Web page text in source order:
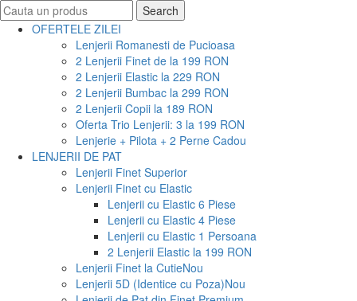
Search
for:
Search
OFERTELE ZILEI
Lenjerii Romanesti de Pucioasa
2 Lenjerii Finet de la 199 RON
2 Lenjerii Elastic la 229 RON
2 Lenjerii Bumbac la 299 RON
2 Lenjerii Copii la 189 RON
Oferta Trio Lenjerii: 3 la 199 RON
Lenjerie + Pilota + 2 Perne Cadou
LENJERII DE PAT
Lenjerii Finet Superior
Lenjerii Finet cu Elastic
Lenjerii cu Elastic 6 Piese
Lenjerii cu Elastic 4 Piese
Lenjerii cu Elastic 1 Persoana
2 Lenjerii Elastic la 199 RON
Lenjerii Finet la CutieNou
Lenjerii 5D (Identice cu Poza)Nou